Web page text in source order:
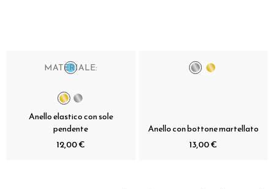
MATERIALE:
Anello elastico con sole
pendente
12,00 €
Anello con bottone martellato
13,00 €